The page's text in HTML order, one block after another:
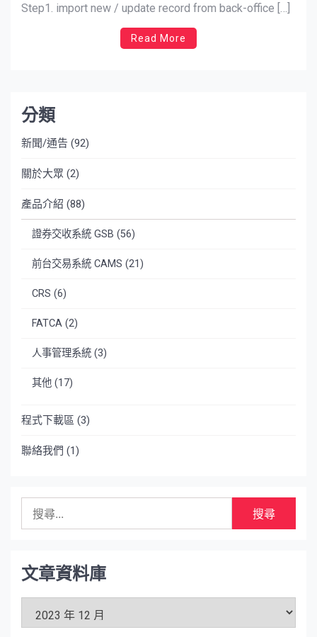
Step1. import new / update record from back-office […]
Read More
分類
新聞/通告 (92)
關於大眾 (2)
產品介紹 (88)
證券交收系統 GSB (56)
前台交易系統 CAMS (21)
CRS (6)
FATCA (2)
人事管理系統 (3)
其他 (17)
程式下載區 (3)
聯絡我們 (1)
字:
文章資料庫
資